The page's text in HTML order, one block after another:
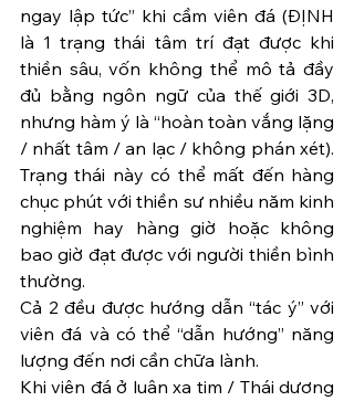
ngay lập tức” khi cầm viên đá (ĐỊNH
là 1 trạng thái tâm trí đạt được khi
thiền sâu, vốn không thể mô tả đầy
đủ bằng ngôn ngữ của thế giới 3D,
nhưng hàm ý là “hoàn toàn vắng lặng
/ nhất tâm / an lạc / không phán xét).
Trạng thái này có thể mất đến hàng
chục phút với thiền sư nhiều năm kinh
nghiệm hay hàng giờ hoặc không
bao giờ đạt được với người thiền bình
thường.
Cả 2 đều được hướng dẫn “tác ý” với
viên đá và có thể “dẫn hướng” năng
lượng đến nơi cần chữa lành.
Khi viên đá ở luân xa tim / Thái dương